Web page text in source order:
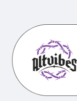
content